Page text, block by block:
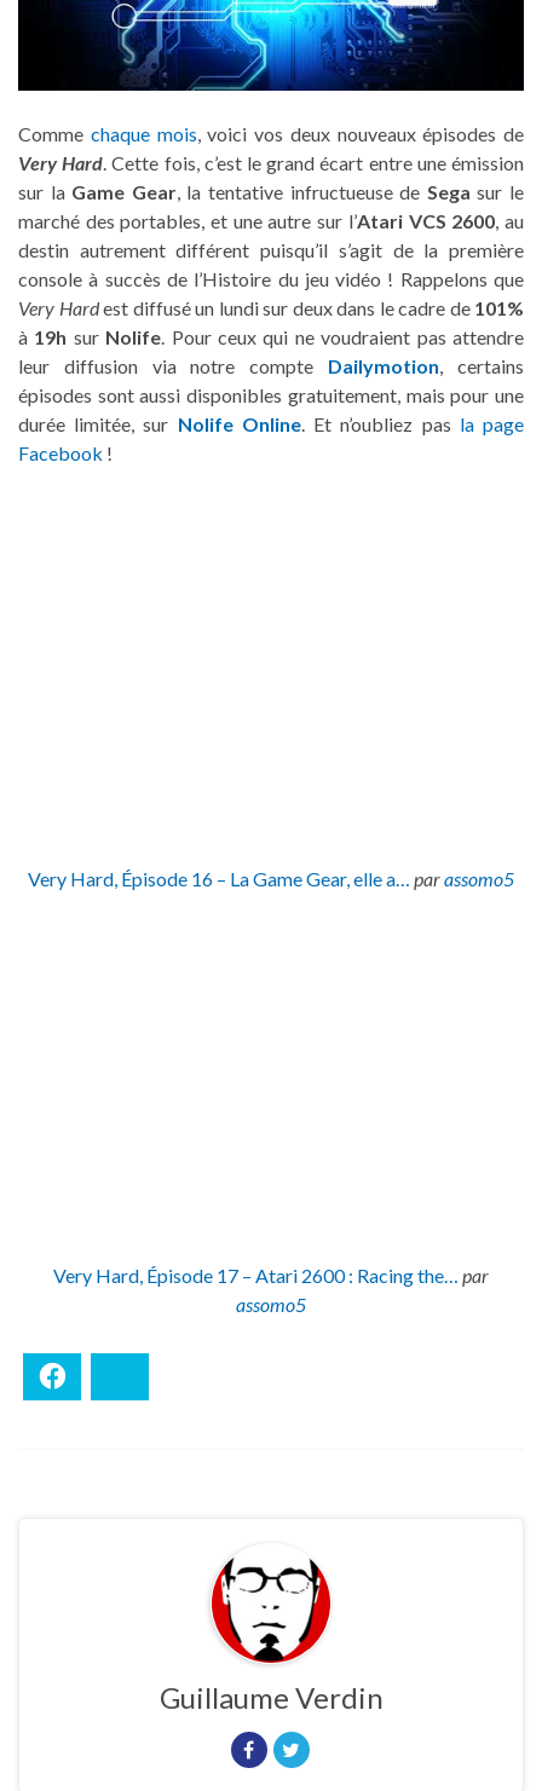
Comme chaque mois, voici vos deux nouveaux épisodes de
Very Hard. Cette fois, c’est le grand écart entre une émission
sur la Game Gear, la tentative infructueuse de Sega sur le
marché des portables, et une autre sur l’Atari VCS 2600, au
destin autrement différent puisqu’il s’agit de la première
console à succès de l’Histoire du jeu vidéo ! Rappelons que
Very Hardest diffusé un lundi sur deux dans le cadre de 101%
à 19h sur Nolife. Pour ceux qui ne voudraient pas attendre
leur diffusion via notre compte Dailymotion, certains
épisodes sont aussi disponibles gratuitement, mais pour une
durée limitée, sur Nolife Online. Et n’oubliez pas la page
Facebook !
Very Hard, Épisode 16 – La Game Gear, elle a… parassomo5
Very Hard, Épisode 17 – Atari 2600 : Racing the… par
assomo5
Guillaume Verdin